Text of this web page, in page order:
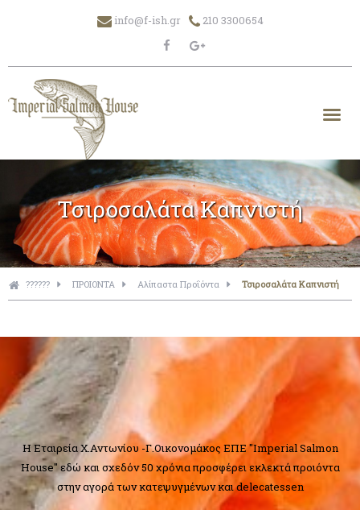
info@f-ish.gr 210 3300654
Τσιροσαλάτα Καπνιστή
?????? ΠΡΟΙΟΝΤΑ Αλίπαστα Προΐόντα Τσιροσαλάτα Καπνιστή
H Εταιρεία Χ.Αντωνίου -Γ.Οικονομάκος ΕΠΕ "Imperial Salmon
House" εδώ και σχεδόν 50 χρόνια προσφέρει εκλεκτά προιόντα
στην αγορά των κατεψυγμένων και delecatessen